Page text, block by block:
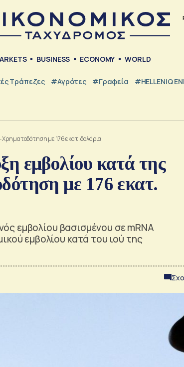
BUSINESS ECONOMY WORLD
Τράπεζες #Αγρότες #Γραφεία #HELLENiQ
με 176 εκατ. δολάρια
εμβολίου κατά της
με 176 εκατ.
εμβολίου βασισμένου σε mRNA
εμβολίου κατά του ιού της